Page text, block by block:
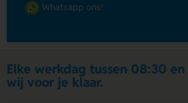
Whatsapp ons!
Elke werkdag tussen 08:30 en
wij voor je klaar.